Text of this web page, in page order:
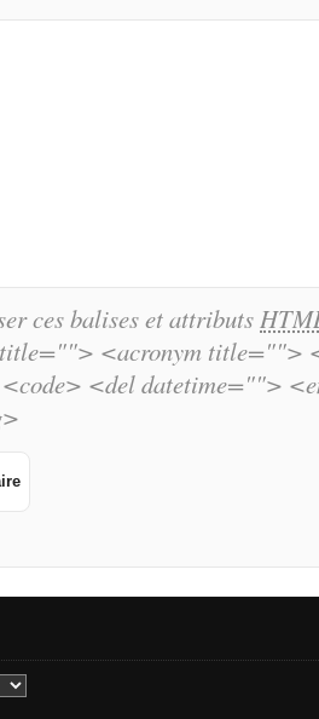
ces balises et attributs
<acronym title="">
<del datetime="">